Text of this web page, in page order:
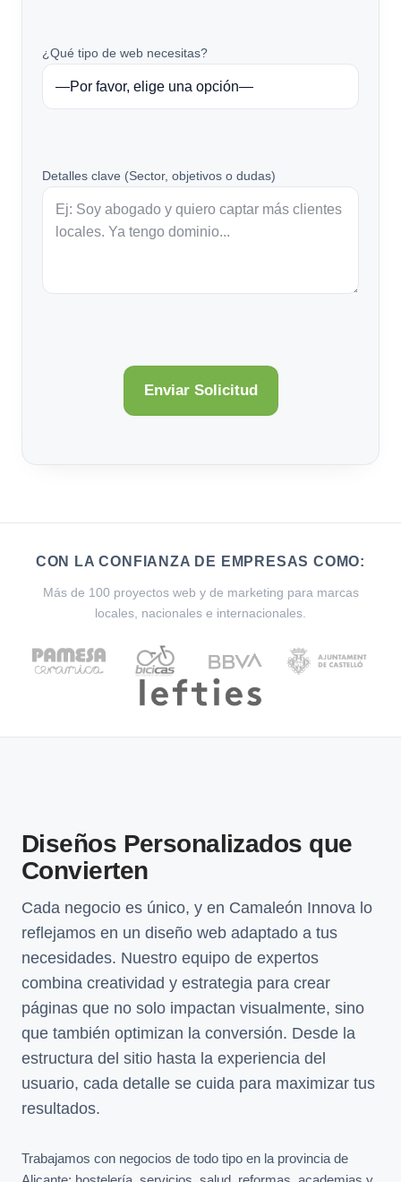
¿Qué tipo de web necesitas?
Detalles clave (Sector, objetivos o dudas)
CON LA CONFIANZA DE EMPRESAS COMO:
Más de 100 proyectos web y de marketing para marcas
locales, nacionales e internacionales.
Diseños Personalizados que
Convierten
Cada negocio es único, y en Camaleón Innova lo
reflejamos en un diseño web adaptado a tus
necesidades. Nuestro equipo de expertos
combina creatividad y estrategia para crear
páginas que no solo impactan visualmente, sino
que también optimizan la conversión. Desde la
estructura del sitio hasta la experiencia del
usuario, cada detalle se cuida para maximizar tus
resultados.
Trabajamos con negocios de todo tipo en la provincia de